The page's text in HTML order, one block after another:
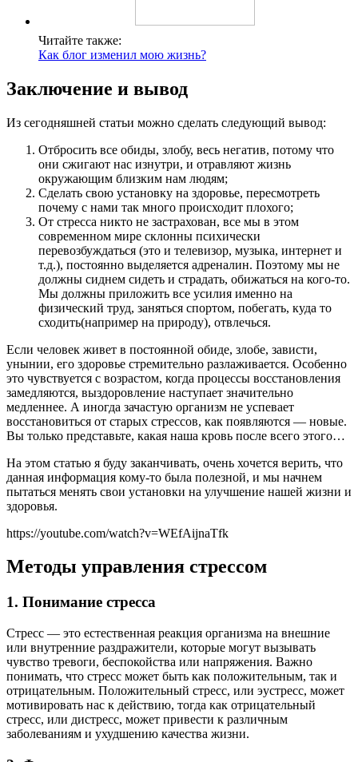
Читайте также:
Как блог изменил мою жизнь?
Заключение и вывод
Из сегодняшней статьи можно сделать следующий вывод:
Отбросить все обиды, злобу, весь негатив, потому что
они сжигают нас изнутри, и отравляют жизнь
окружающим близким нам людям;
Сделать свою установку на здоровье, пересмотреть
почему с нами так много происходит плохого;
От стресса никто не застрахован, все мы в этом
современном мире склонны психически
перевозбуждаться (это и телевизор, музыка, интернет и
т.д.), постоянно выделяется адреналин. Поэтому мы не
должны сиднем сидеть и страдать, обижаться на кого-то.
Мы должны приложить все усилия именно на
физический труд, заняться спортом, побегать, куда то
сходить(например на природу), отвлечься.
Если человек живет в постоянной обиде, злобе, зависти,
унынии, его здоровье стремительно разлаживается. Особенно
это чувствуется с возрастом, когда процессы восстановления
замедляются, выздоровление наступает значительно
медленнее. А иногда зачастую организм не успевает
восстановиться от старых стрессов, как появляются — новые.
Вы только представьте, какая наша кровь после всего этого…
На этом статью я буду заканчивать, очень хочется верить, что
данная информация кому-то была полезной, и мы начнем
пытаться менять свои установки на улучшение нашей жизни и
здоровья.
https://youtube.com/watch?v=WEfAijnaTfk
Методы управления стрессом
1. Понимание стресса
Стресс — это естественная реакция организма на внешние
или внутренние раздражители, которые могут вызывать
чувство тревоги, беспокойства или напряжения. Важно
понимать, что стресс может быть как положительным, так и
отрицательным. Положительный стресс, или эустресс, может
мотивировать нас к действию, тогда как отрицательный
стресс, или дистресс, может привести к различным
заболеваниям и ухудшению качества жизни.